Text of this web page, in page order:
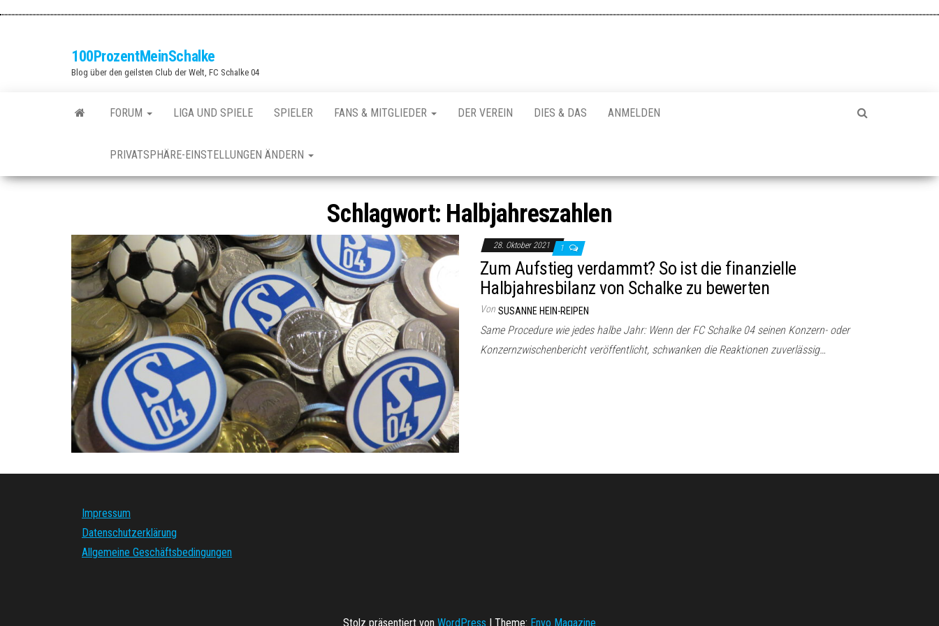
100ProzentMeinSchalke
Blog über den geilsten Club der Welt, FC Schalke 04
FORUM LIGA UND SPIELE SPIELER FANS & MITGLIEDER DER VEREIN DIES & DAS ANMELDEN
PRIVATSPHÄRE-EINSTELLUNGEN ÄNDERN
Schlagwort: Halbjahreszahlen
28. Oktober 2021 1
Zum Aufstieg verdammt? So ist die finanzielle
Halbjahresbilanz von Schalke zu bewerten
Von SUSANNE HEIN-REIPEN
Same Procedure wie jedes halbe Jahr: Wenn der FC Schalke 04 seinen Konzern- oder
Konzernzwischenbericht veröffentlicht, schwanken die Reaktionen zuverlässig…
Impressum
Datenschutzerklärung
Allgemeine Geschäftsbedingungen
Stolz präsentiert von WordPress Theme: Envo Magazine